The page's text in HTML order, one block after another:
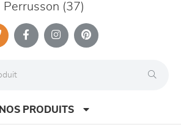
Perrusson (37)
NOS PRODUITS